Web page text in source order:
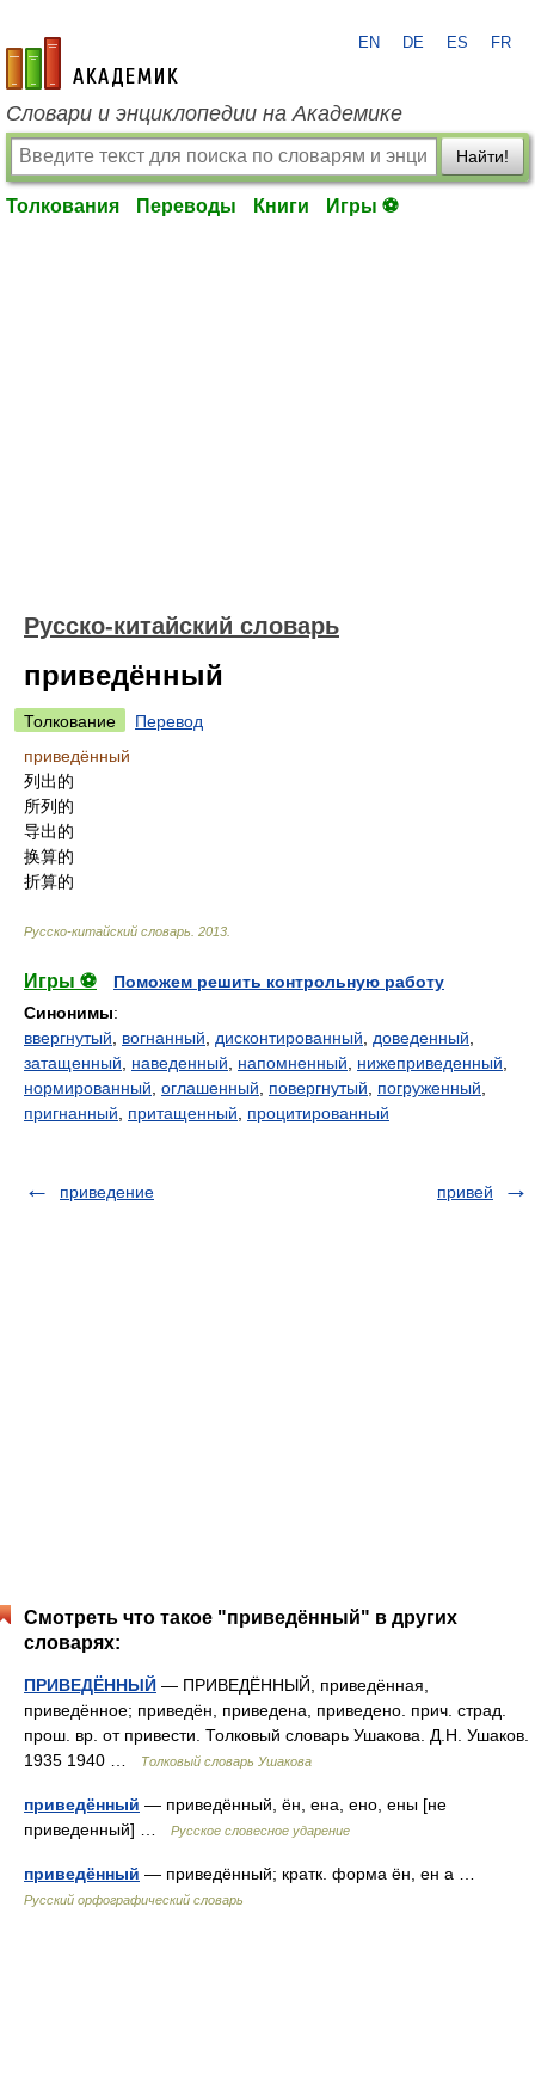
academic.ru
EN DE ES FR
Словари и энциклопедии на Академике
Найти!
Толкования Переводы Книги Игры ⚽
Русско-китайский словарь
приведённый
Толкование
Перевод
приведённый
列出的
所列的
导出的
换算的
折算的
Русско-китайский словарь 2013
Игры ⚽
Поможем решить контрольную работу
Синонимы:
ввергнутый
вогнанный дисконтированный доведенный
затащенный
наведенный напомненный нижеприведенный
нормированный оглашенный повергнутый погруженный
пригнанный
притащенный процитированный
приведение привей
Смотреть что такое "приведённый" в других
словарях:
ПРИВЕДЁННЫЙ — ПРИВЕДЁННЫЙ, приведённая,
приведённое; приведён, приведена, приведено. прич. страд.
прош. вр. от привести. Толковый словарь Ушакова. Д.Н. Ушаков.
1935 1940 …
Толковый словарь Ушакова
приведённый — приведённый, ён, ена, ено, ены [не
приведенный] …
Русское словесное ударение
приведённый — приведённый; кратк. форма ён, ен а …
Русский орфографический словарь